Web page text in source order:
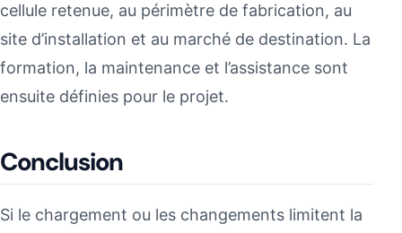
cellule retenue, au périmètre de fabrication, au
site d’installation et au marché de destination. La
formation, la maintenance et l’assistance sont
ensuite définies pour le projet.
Conclusion
Si le chargement ou les changements limitent la